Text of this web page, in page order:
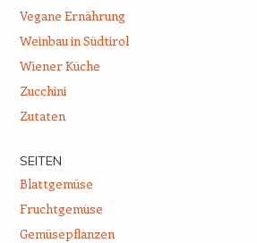
Vegane Ernährung
Weinbau in Südtirol
Wiener Küche
Zucchini
Zutaten
SEITEN
Blattgemüse
Fruchtgemüse
Gemüsepflanzen